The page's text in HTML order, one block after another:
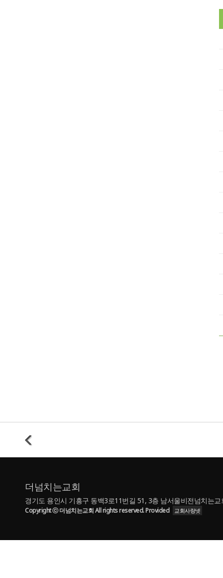
더넘치는교회
경기도 용인시 기흥구 동백3로11번길 51, 3층 남서울비전넘치는
Copyright ⓒ 더넘치는교회 All rights reserved. Provided 교회사랑넷